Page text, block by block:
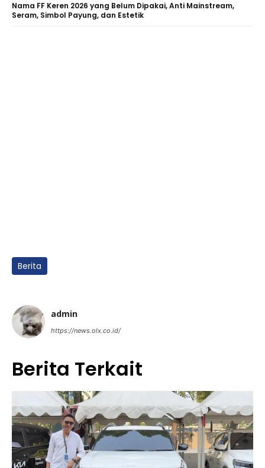
Nama FF Keren 2026 yang Belum Dipakai, Anti Mainstream,
Seram, Simbol Payung, dan Estetik
Berita
admin
https://news.olx.co.id/
Berita Terkait